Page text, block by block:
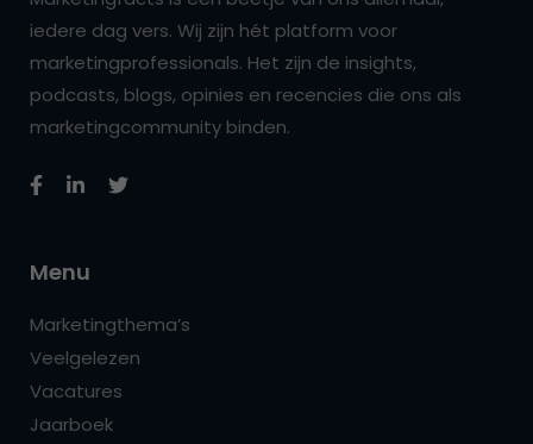
iedere dag vers. Wij zijn hét platform voor
marketingprofessionals. Het zijn de insights,
podcasts, blogs, opinies en recencies die ons als
marketingcommunity binden.
Menu
Marketingthema’s
Veelgelezen
Vacatures
Jaarboek